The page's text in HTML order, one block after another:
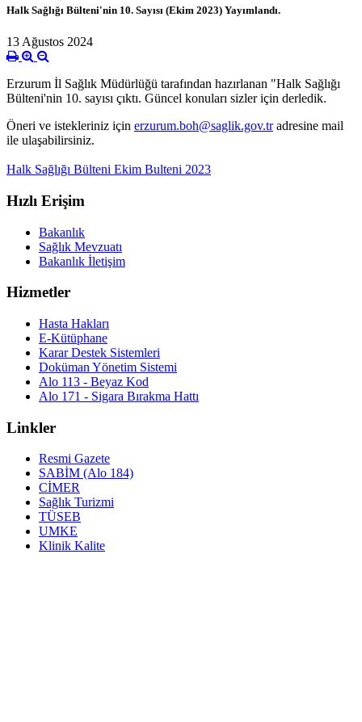
Halk Sağlığı Bülteni'nin 10. Sayısı (Ekim 2023) Yayımlandı.
13 Ağustos 2024
Erzurum İl Sağlık Müdürlüğü tarafından hazırlanan "Halk Sağlığı
Bülteni'nin 10. sayısı çıktı. Güncel konuları sizler için derledik.
Öneri ve istekleriniz için erzurum.boh@saglik.gov.tradresine mail
ile ulaşabilirsiniz.
Halk Sağlığı Bülteni Ekim Bulteni 2023
Hızlı Erişim
Bakanlık
Sağlık Mevzuatı
Bakanlık İletişim
Hizmetler
Hasta Hakları
E-Kütüphane
Karar Destek Sistemleri
Doküman Yönetim Sistemi
Alo 113 - Beyaz Kod
Alo 171 - Sigara Bırakma Hattı
Linkler
Resmi Gazete
SABİM (Alo 184)
CİMER
Sağlık Turizmi
TÜSEB
UMKE
Klinik Kalite